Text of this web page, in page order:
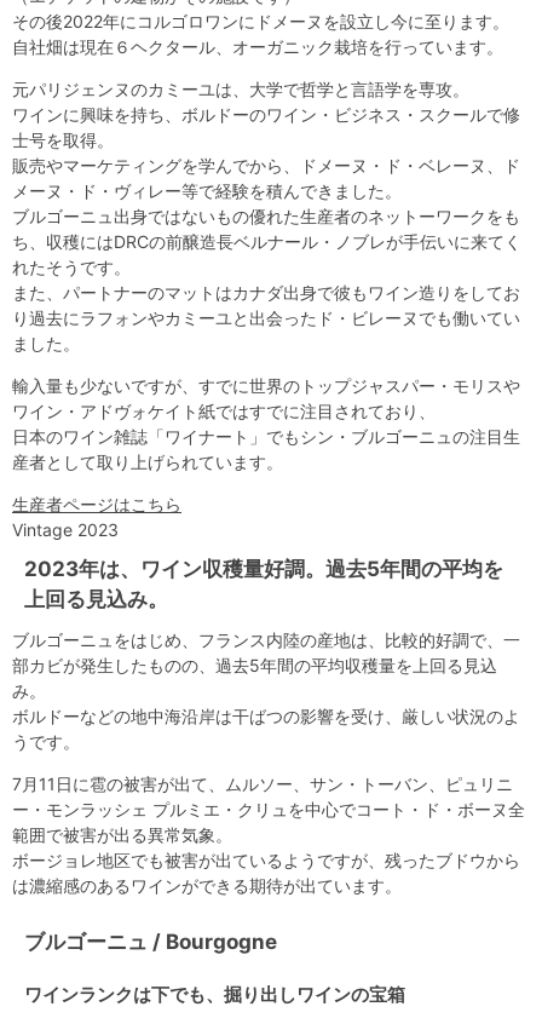
その後2022年にコルゴロワンにドメーヌを設立し今に至ります。
自社畑は現在６ヘクタール、オーガニック栽培を行っています。
元パリジェンヌのカミーユは、大学で哲学と言語学を専攻。
ワインに興味を持ち、ボルドーのワイン・ビジネス・スクールで修
士号を取得。
販売やマーケティングを学んでから、ドメーヌ・ド・ベレーヌ、ド
メーヌ・ド・ヴィレー等で経験を積んできました。
ブルゴーニュ出身ではないもの優れた生産者のネットーワークをも
ち、収穫にはDRCの前醸造長ベルナール・ノブレが手伝いに来てく
れたそうです。
また、パートナーのマットはカナダ出身で彼もワイン造りをしてお
り過去にラフォンやカミーユと出会ったド・ビレーヌでも働いてい
ました。
輸入量も少ないですが、すでに世界のトップジャスパー・モリスや
ワイン・アドヴォケイト紙ではすでに注目されており、
日本のワイン雑誌「ワイナート」でもシン・ブルゴーニュの注目生
産者として取り上げられています。
生産者ページはこちら
Vintage 2023
2023年は、ワイン収穫量好調。過去5年間の平均を
上回る見込み。
ブルゴーニュをはじめ、フランス内陸の産地は、比較的好調で、一
部カビが発生したものの、過去5年間の平均収穫量を上回る見込
み。
ボルドーなどの地中海沿岸は干ばつの影響を受け、厳しい状況のよ
うです。
7月11日に雹の被害が出て、ムルソー、サン・トーバン、ピュリニ
ー・モンラッシェ プルミエ・クリュを中心でコート・ド・ボーヌ全
範囲で被害が出る異常気象。
ボージョレ地区でも被害が出ているようですが、残ったブドウから
は濃縮感のあるワインができる期待が出ています。
ブルゴーニュ / Bourgogne
ワインランクは下でも、掘り出しワインの宝箱